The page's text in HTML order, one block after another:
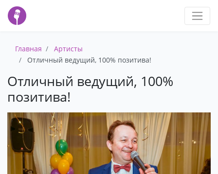
Главная
Артисты
Отличный ведущий, 100% позитива!
Отличный ведущий, 100%
позитива!